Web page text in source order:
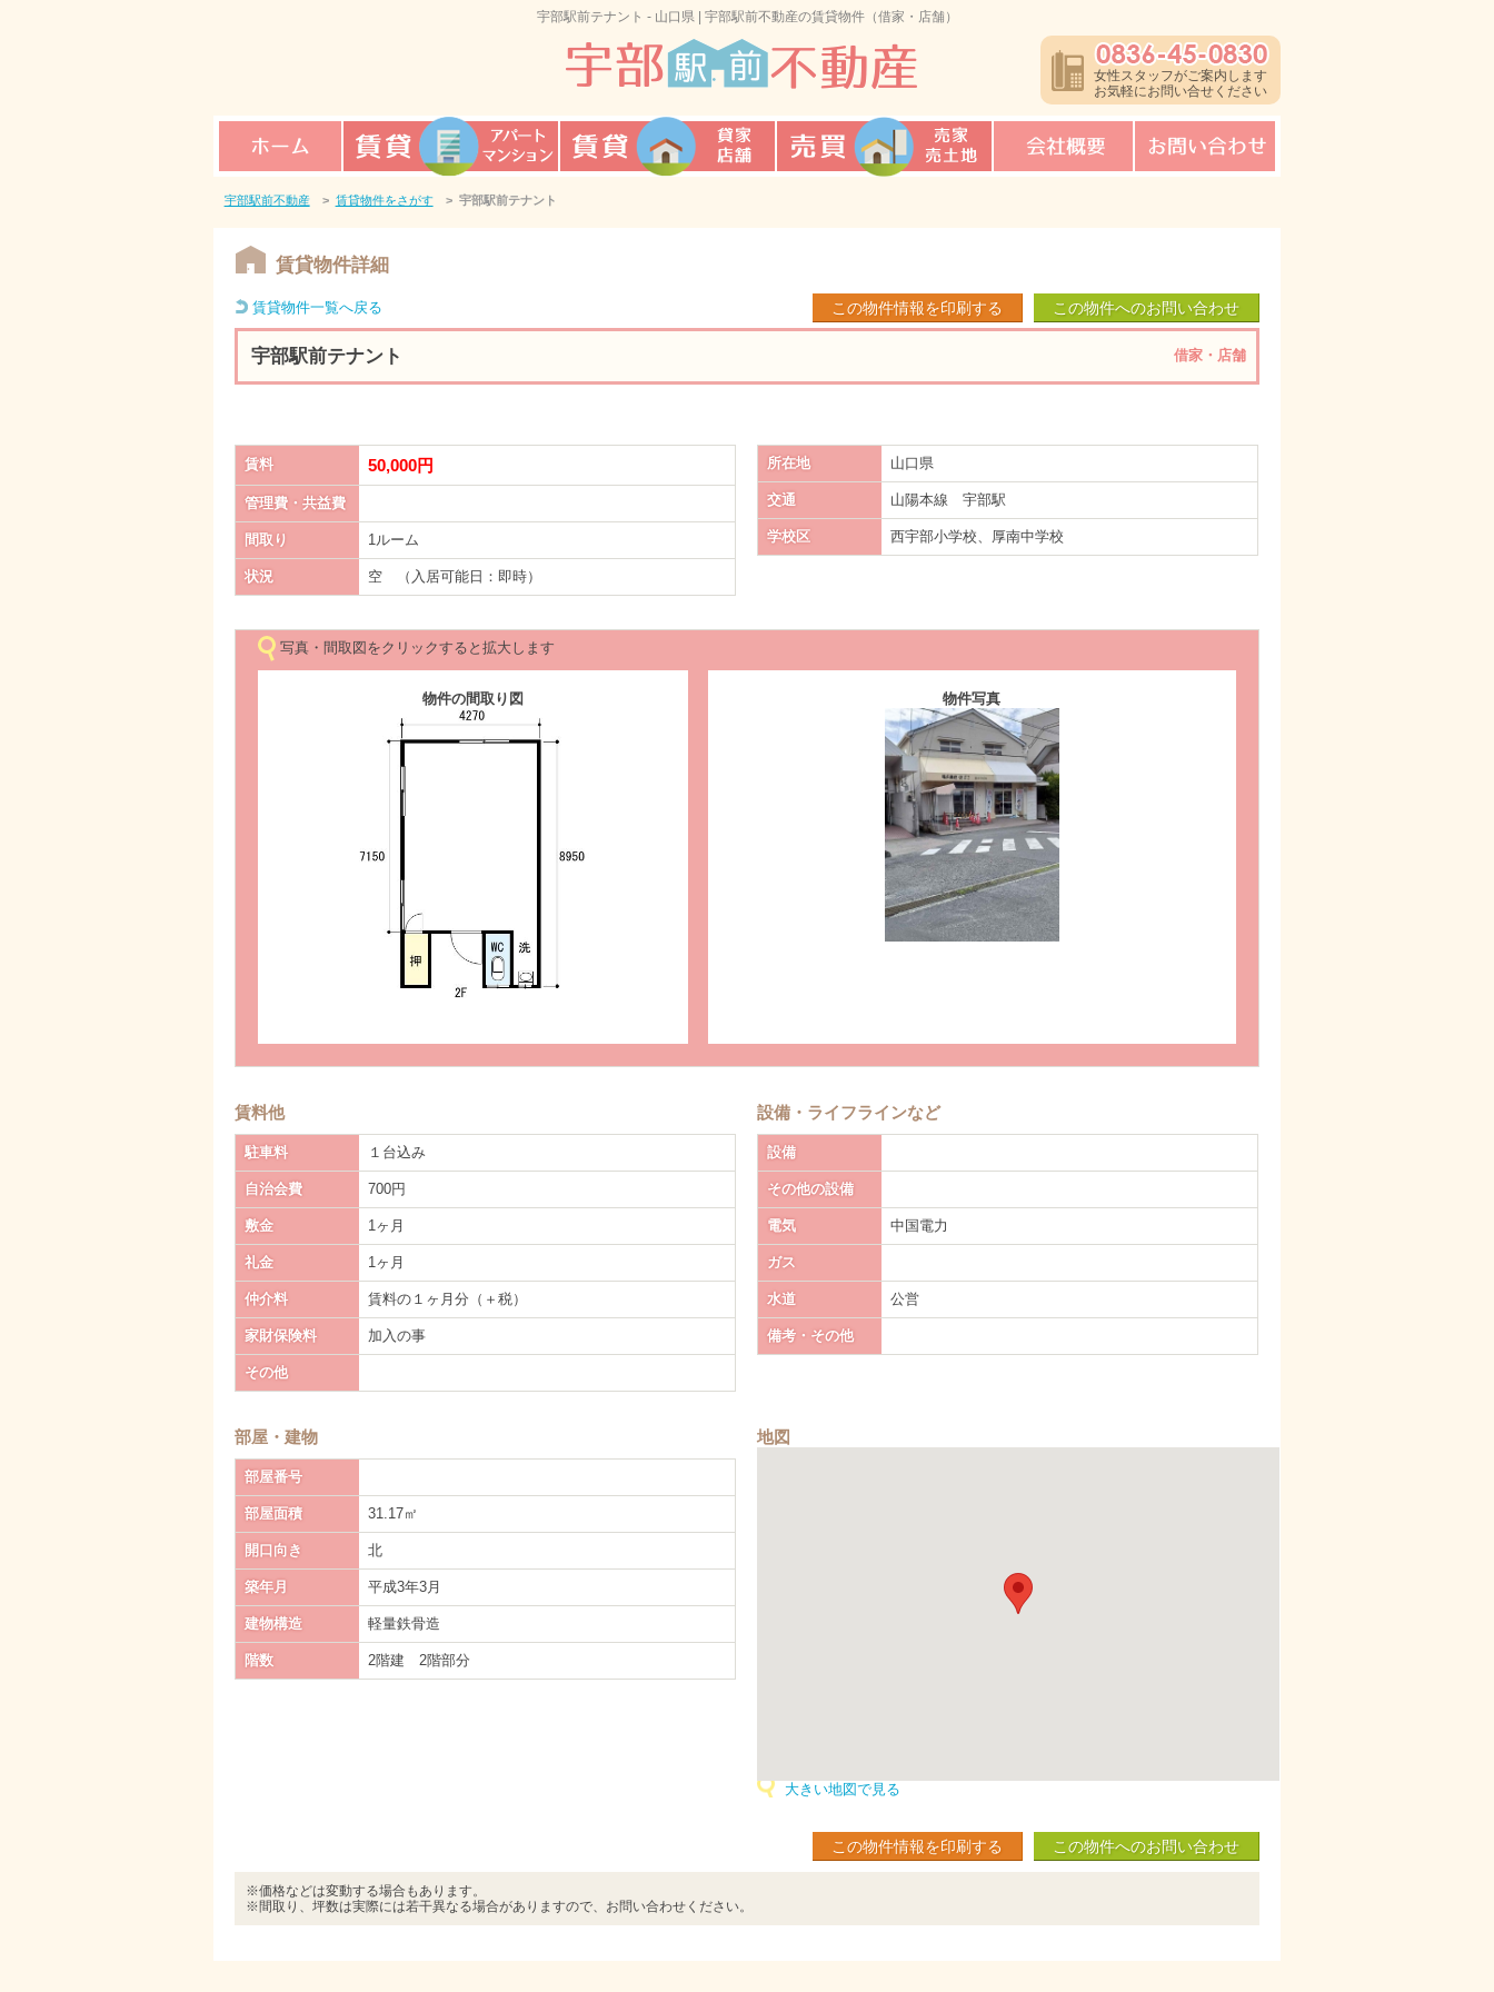
宇部駅前テナント - 山口県 | 宇部駅前不動産の賃貸物件（借家・店舗）
0836-45-0830
女性スタッフがご案内します
お気軽にお問い合せください
マンション
宇部駅前不動産> 賃貸物件をさがす> 宇部駅前テナント
賃貸物件詳細
賃貸物件一覧へ戻る この物件へのお問い合わせ
この物件情報を印刷する
宇部駅前テナント 借家・店舗
賃料 50,000円
管理費・共益費
間取り 1ルーム
状況 空 （入居可能日：即時）
所在地 山口県
交通 山陽本線 宇部駅
学校区 西宇部小学校、厚南中学校
写真・間取図をクリックすると拡大します
物件の間取り図 物件写真
賃料他
駐車料 １台込み
自治会費 700円
敷金 1ヶ月
礼金 1ヶ月
仲介料 賃料の１ヶ月分（＋税）
家財保険料 加入の事
その他
設備・ライフラインなど
設備
その他の設備
電気 中国電力
ガス
水道 公営
備考・その他
部屋・建物
部屋番号
部屋面積 31.17㎡
開口向き 北
築年月 平成3年3月
建物構造 軽量鉄骨造
階数 2階建 2階部分
地図
大きい地図で見る
この物件へのお問い合わせ
この物件情報を印刷する
※価格などは変動する場合もあります。
※間取り、坪数は実際には若干異なる場合がありますので、お問い合わせください。